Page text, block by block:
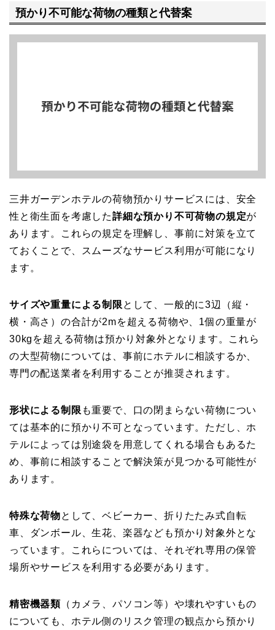
預かり不可能な荷物の種類と代替案
三井ガーデンホテルの荷物預かりサービスには、安全
性と衛生面を考慮した詳細な預かり不可荷物の規定が
あります。これらの規定を理解し、事前に対策を立て
ておくことで、スムーズなサービス利用が可能になり
ます。
サイズや重量による制限 として、一般的に3辺（縦・
横・高さ）の合計が2mを超える荷物や、1個の重量が
30kgを超える荷物は預かり対象外となります。これら
の大型荷物については、事前にホテルに相談するか、
専門の配送業者を利用することが推奨されます。
形状による制限 も重要で、口の閉まらない荷物につい
ては基本的に預かり不可となっています。ただし、ホ
テルによっては別途袋を用意してくれる場合もあるた
め、事前に相談することで解決策が見つかる可能性が
あります。
特殊な荷物として、ベビーカー、折りたたみ式自転
車、ダンボール、生花、楽器なども預かり対象外とな
っています。これらについては、それぞれ専用の保管
場所やサービスを利用する必要があります。
精密機器類 （カメラ、パソコン等）や壊れやすいもの
についても、ホテル側のリスク管理の観点から預かり